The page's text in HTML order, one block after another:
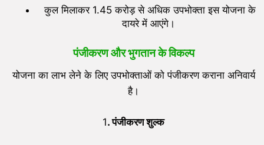
कुल मिलाकर 1.45 करोड़ से अधिक उपभोक्ता इस योजना के
दायरे में आएंगे।
पंजीकरण और भुगतान के विकल्प
योजना का लाभ लेने के लिए उपभोक्ताओं को पंजीकरण कराना अनिवार्य
है।
1. पंजीकरण शुल्क